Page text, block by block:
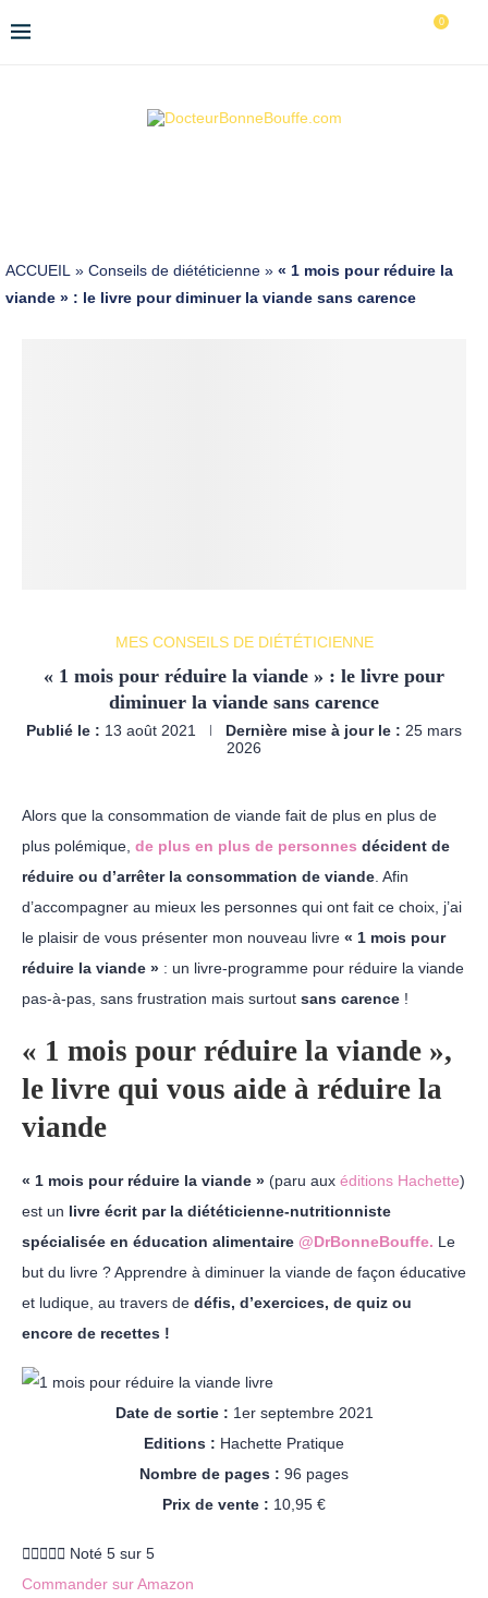
0
ACCUEIL » Conseils de diététicienne » « 1 mois pour réduire la
viande » : le livre pour diminuer la viande sans carence
MES CONSEILS DE DIÉTÉTICIENNE
« 1 mois pour réduire la viande » : le livre pour
diminuer la viande sans carence
Publié le : 13 août 2021 Dernière mise à jour le : 25 mars
2026
Alors que la consommation de viande fait de plus en plus de
plus polémique, de plus en plus de personnes décident de
réduire ou d’arrêter la consommation de viande . Afin
d’accompagner au mieux les personnes qui ont fait ce choix, j’ai
le plaisir de vous présenter mon nouveau livre « 1 mois pour
réduire la viande » : un livre-programme pour réduire la viande
pas-à-pas, sans frustration mais surtout sans carence !
« 1 mois pour réduire la viande »,
le livre qui vous aide à réduire la
viande
« 1 mois pour réduire la viande » (paru aux éditions Hachette)
est un livre écrit par la diététicienne-nutritionniste
spécialisée en éducation alimentaire @DrBonneBouffe. Le
but du livre ? Apprendre à diminuer la viande de façon éducative
et ludique, au travers de défis, d’exercices, de quiz ou
encore de recettes !
Date de sortie : 1er septembre 2021
Editions : Hachette Pratique
Nombre de pages : 96 pages
Prix de vente : 10,95 €
 Noté 5 sur 5
Commander sur Amazon